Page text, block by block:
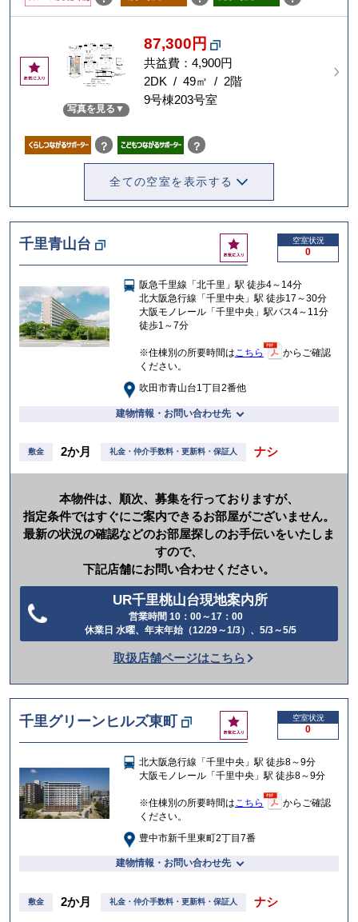
お
気
写真を見る
87,300円
共益費：4,900円
2DK / 49㎡ / 2階
9号棟203号室
？ ？
全ての空室を表示する
千里青山台
お
気
入
り
空室状況
0
阪急千里線「北千里」駅 徒歩4～14分
北大阪急行線「千里中央」駅 徒歩17～30分
大阪モノレール「千里中央」駅バス4～11分
徒歩1～7分
※住棟別の所要時間はこちら
からご確認
ください。
吹田市青山台1丁目2番他
建物情報・お問い合わせ先
敷金 2か月 礼金・仲介手数料・更新料・保証人 ナシ
本物件は、順次、募集を行っておりますが、
指定条件ではすぐにご案内できるお部屋がございません。
最新の状況の確認などのお部屋探しのお手伝いをいたしま
すので、
下記店舗にお問い合わせください。
UR千里桃山台現地案内所
営業時間 10：00～17：00
休業日 水曜、年末年始（12/29～1/3）、5/3～5/5
話
か
け
る
取扱店舗ページはこちら
千里グリーンヒルズ東町
お
気
入
り
空室状況
0
北大阪急行線「千里中央」駅 徒歩8～9分
大阪モノレール「千里中央」駅 徒歩8～9分
※住棟別の所要時間は こちら
からご確認
ください。
豊中市新千里東町2丁目7番
建物情報・お問い合わせ先
敷金 2か月 礼金・仲介手数料・更新料・保証人 ナシ